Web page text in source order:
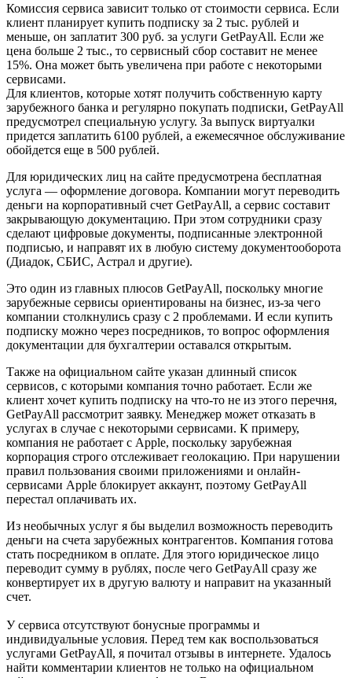
Комиссия сервиса зависит только от стоимости сервиса. Если
клиент планирует купить подписку за 2 тыс. рублей и
меньше, он заплатит 300 руб. за услуги GetPayAll. Если же
цена больше 2 тыс., то сервисный сбор составит не менее
15%. Она может быть увеличена при работе с некоторыми
сервисами.
Для клиентов, которые хотят получить собственную карту
зарубежного банка и регулярно покупать подписки, GetPayAll
предусмотрел специальную услугу. За выпуск виртуалки
придется заплатить 6100 рублей, а ежемесячное обслуживание
обойдется еще в 500 рублей.
Для юридических лиц на сайте предусмотрена бесплатная
услуга — оформление договора. Компании могут переводить
деньги на корпоративный счет GetPayAll, а сервис составит
закрывающую документацию. При этом сотрудники сразу
сделают цифровые документы, подписанные электронной
подписью, и направят их в любую систему документооборота
(Диадок, СБИС, Астрал и другие).
Это один из главных плюсов GetPayAll, поскольку многие
зарубежные сервисы ориентированы на бизнес, из-за чего
компании столкнулись сразу с 2 проблемами. И если купить
подписку можно через посредников, то вопрос оформления
документации для бухгалтерии оставался открытым.
Также на официальном сайте указан длинный список
сервисов, с которыми компания точно работает. Если же
клиент хочет купить подписку на что-то не из этого перечня,
GetPayAll рассмотрит заявку. Менеджер может отказать в
услугах в случае с некоторыми сервисами. К примеру,
компания не работает с Apple, поскольку зарубежная
корпорация строго отслеживает геолокацию. При нарушении
правил пользования своими приложениями и онлайн-
сервисами Apple блокирует аккаунт, поэтому GetPayAll
перестал оплачивать их.
Из необычных услуг я бы выделил возможность переводить
деньги на счета зарубежных контрагентов. Компания готова
стать посредником в оплате. Для этого юридическое лицо
переводит сумму в рублях, после чего GetPayAll сразу же
конвертирует их в другую валюту и направит на указанный
счет.
У сервиса отсутствуют бонусные программы и
индивидуальные условия. Перед тем как воспользоваться
услугами GetPayAll, я почитал отзывы в интернете. Удалось
найти комментарии клиентов не только на официальном